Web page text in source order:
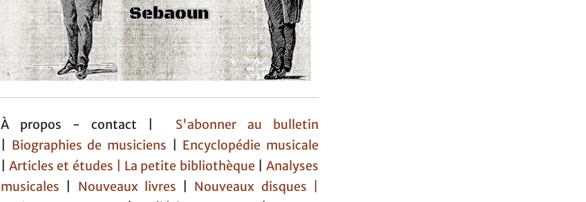
À propos - contact | S'abonner au bulletin
Biographies de musiciens
Encyclopédie musicale
|Articles et études | La petite bibliothèque |Analyses
musicales
Nouveaux livres
Nouveaux disques |